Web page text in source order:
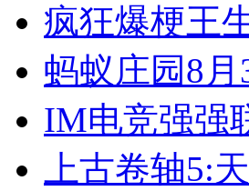
疯狂爆梗王
蚂蚁庄园8
IM电竞强强
上古卷轴5: